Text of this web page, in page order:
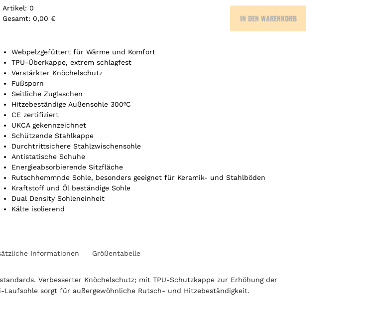
Artikel: 0
Gesamt: 0,00 €
r
t
i
k
e
l
.
Y
o
u
r
t
o
t
a
l
,
€
IN DEN WARENKORB
Webpelzgefüttert für Wärme und Komfort
TPU-Überkappe, extrem schlagfest
Verstärkter Knöchelschutz
Fußsporn
Seitliche Zuglaschen
Hitzebeständige Außensohle 300ºC
CE zertifiziert
UKCA gekennzeichnet
Schützende Stahlkappe
Durchtrittsichere Stahlzwischensohle
Antistatische Schuhe
Energieabsorbierende Sitzfläche
Rutschhemmnde Sohle, besonders geeignet für Keramik- und Stahlböden
Kraftstoff und Öl beständige Sohle
Dual Density Sohleneinheit
Kälte isolierend
Informationen Größentabelle
Verbesserter Knöchelschutz; mit TPU-Schutzkappe zur Erhöhung der
sorgt für außergewöhnliche Rutsch- und Hitzebeständigkeit.